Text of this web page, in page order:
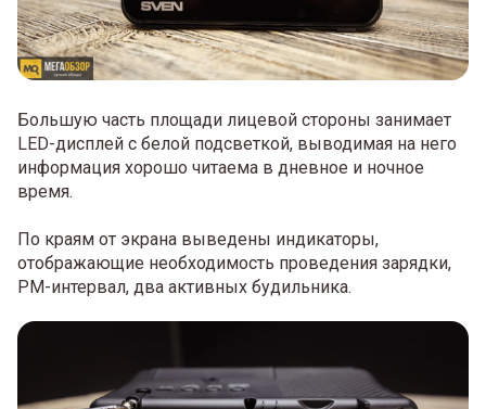
Большую часть площади лицевой стороны занимает
LED-дисплей с белой подсветкой, выводимая на него
информация хорошо читаема в дневное и ночное
время.
По краям от экрана выведены индикаторы,
отображающие необходимость проведения зарядки,
PM-интервал, два активных будильника.